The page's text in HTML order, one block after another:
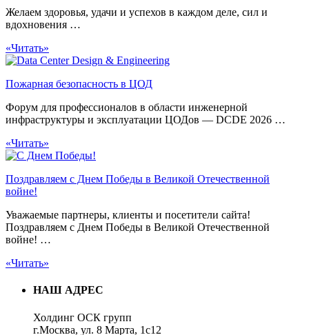
Желаем здоровья, удачи и успехов в каждом деле, сил и
вдохновения …
«Читать»
Пожарная безопасность в ЦОД
Форум для профессионалов в области инженерной
инфраструктуры и эксплуатации ЦОДов — DCDE 2026 …
«Читать»
Поздравляем с Днем Победы в Великой Отечественной
войне!
Уважаемые партнеры, клиенты и посетители сайта!
Поздравляем с Днем Победы в Великой Отечественной
войне! …
«Читать»
НАШ АДРЕС
Холдинг ОСК групп
г.Москва, ул. 8 Марта, 1с12